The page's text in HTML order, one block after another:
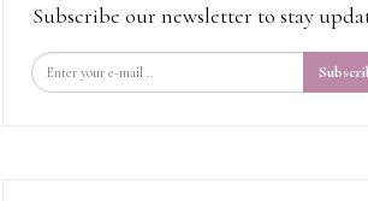
Subscribe our newsletter to stay